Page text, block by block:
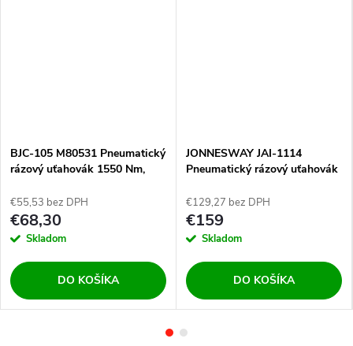
BJC-105 M80531 Pneumatický
rázový uťahovák 1550 Nm,
€55,53 bez DPH
€68,30
Skladom
DO KOŠÍKA
JONNESWAY JAI-1114
Pneumatický rázový uťahovák
€129,27 bez DPH
€159
Skladom
DO KOŠÍKA